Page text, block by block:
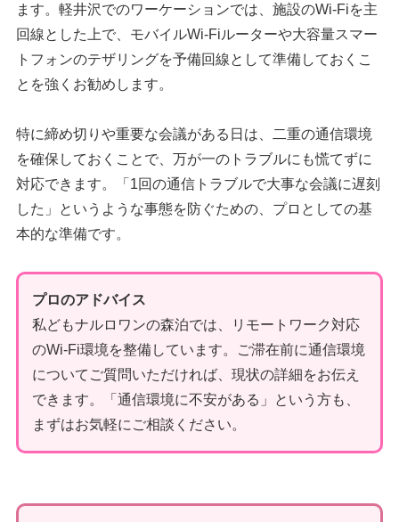
ます。軽井沢でのワーケーションでは、施設のWi-Fiを主
回線とした上で、モバイルWi-Fiルーターや大容量スマー
トフォンのテザリングを予備回線として準備しておくこ
とを強くお勧めします。
特に締め切りや重要な会議がある日は、二重の通信環境
を確保しておくことで、万が一のトラブルにも慌てずに
対応できます。「1回の通信トラブルで大事な会議に遅刻
した」というような事態を防ぐための、プロとしての基
本的な準備です。
プロのアドバイス
私どもナルロワンの森泊では、リモートワーク対応
のWi-Fi環境を整備しています。ご滞在前に通信環境
についてご質問いただければ、現状の詳細をお伝え
できます。「通信環境に不安がある」という方も、
まずはお気軽にご相談ください。